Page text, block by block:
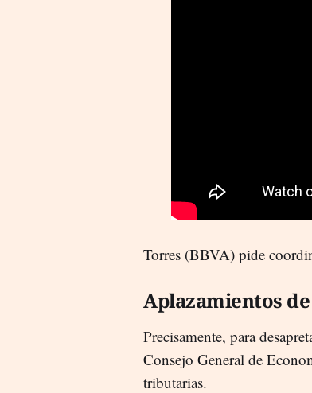
Torres (BBVA) pide
Aplazamientos de
Precisamente, para
Consejo General de
tributarias.